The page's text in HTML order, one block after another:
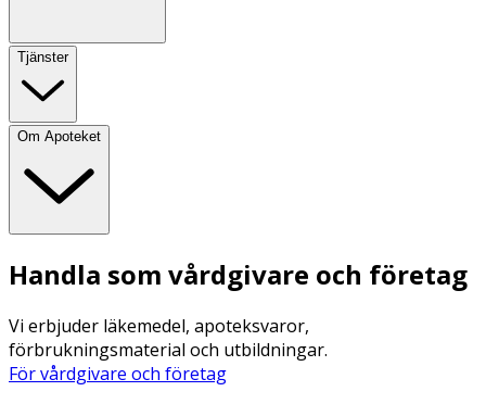
Tjänster
Om Apoteket
Handla som vårdgivare och företag
Vi erbjuder läkemedel, apoteksvaror,
förbrukningsmaterial och utbildningar.
För vårdgivare och företag